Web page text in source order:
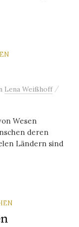
Lena Weißhoff /
Wesen
deren
Ländern sind